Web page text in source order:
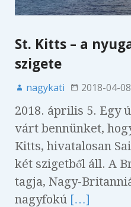
St. Kitts – a
szigete
nagykati 2018-04-08
2018. április 5. Egy
várt bennünket,
Kitts, hivatalosan
két szigetből áll. A
tagja, Nagy-
nagyfokú […]